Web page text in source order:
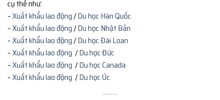
cụ thể như:
–Xuất khẩu lao động/Du học Hàn Quốc
–Xuất khẩu lao động/Du học Nhật Bản
–Xuất khẩu lao động/Du học Đài Loan
–Xuất khẩu lao động /Du học Đức
–Xuất khẩu lao động /Du học Canada
–Xuất khẩu lao động /Du học Úc